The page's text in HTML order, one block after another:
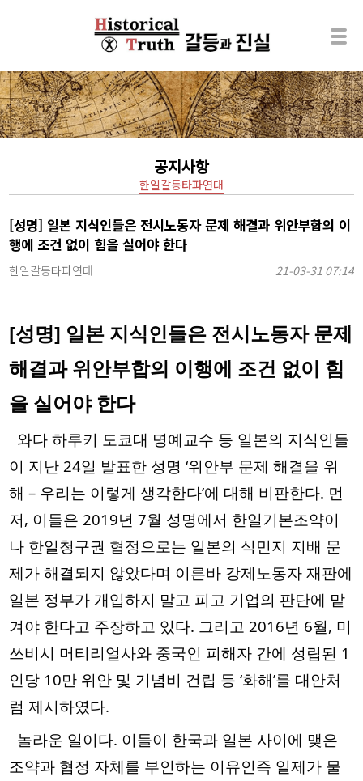
공지사항
한일갈등타파연대
[성명] 일본 지식인들은 전시노동자 문제 해결과 위안부합의 이
행에 조건 없이 힘을 실어야 한다
한일갈등타파연대 21-03-31 07:14
[성명] 일본 지식인들은 전시노동자 문제
해결과 위안부합의 이행에 조건 없이 힘
을 실어야 한다
이 지난 24일 발표한 성명 ‘위안부 문제 해결을 위
해 – 우리는 이렇게 생각한다’에 대해 비판한다. 먼
저, 이들은 2019년 7월 성명에서 한일기본조약이
나 한일청구권 협정으로는 일본의 식민지 지배 문
제가 해결되지 않았다며 이른바 강제노동자 재판에
일본 정부가 개입하지 말고 피고 기업의 판단에 맡
겨야 한다고 주장하고 있다. 그리고 2016년 6월, 미
쓰비시 머티리얼사와 중국인 피해자 간에 성립된 1
인당 10만 위안 및 기념비 건립 등 ‘화해’를 대안처
럼 제시하였다.
조약과 협정 자체를 부인하는 이유인즉 일제가 물